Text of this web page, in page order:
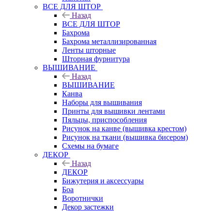
ВСЕ ДЛЯ ШТОР
Назад
ВСЕ ДЛЯ ШТОР
Бахрома
Бахрома металлизированная
Ленты шторные
Шторная фурнитура
ВЫШИВАНИЕ
Назад
ВЫШИВАНИЕ
Канва
Наборы для вышивания
Принты для вышивки лентами
Пяльцы, приспособления
Рисунок на канве (вышивка крестом)
Рисунок на ткани (вышивка бисером)
Схемы на бумаге
ДЕКОР
Назад
ДЕКОР
Бижутерия и аксессуары
Боа
Воротнички
Декор застежки